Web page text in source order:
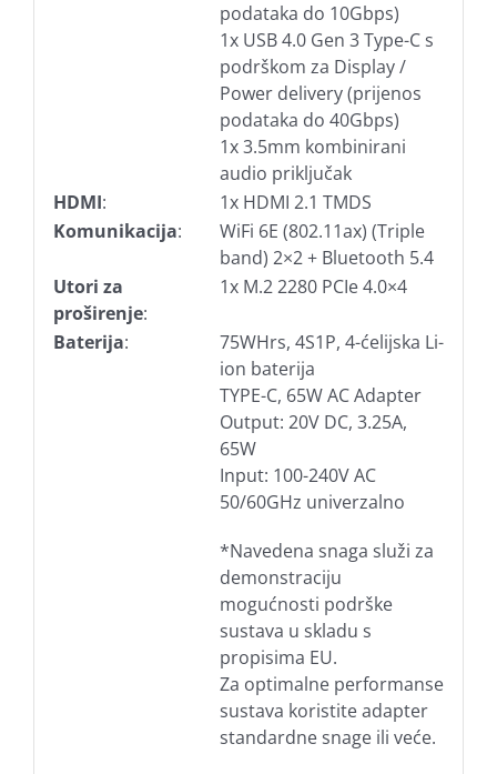
podataka do 10Gbps)
1x USB 4.0 Gen 3 Type-C s
podrškom za Display /
Power delivery (prijenos
podataka do 40Gbps)
1x 3.5mm kombinirani
audio priključak
HDMI:
1x HDMI 2.1 TMDS
Komunikacija:
WiFi 6E (802.11ax) (Triple
band) 2×2 + Bluetooth 5.4
Utori za
proširenje:
1x M.2 2280 PCIe 4.0×4
Baterija:
75WHrs, 4S1P, 4-ćelijska Li-
ion baterija
TYPE-C, 65W AC Adapter
Output: 20V DC, 3.25A,
65W
Input: 100-240V AC
50/60GHz univerzalno
*Navedena snaga služi za
demonstraciju
mogućnosti podrške
sustava u skladu s
propisima EU.
Za optimalne performanse
sustava koristite adapter
standardne snage ili veće.